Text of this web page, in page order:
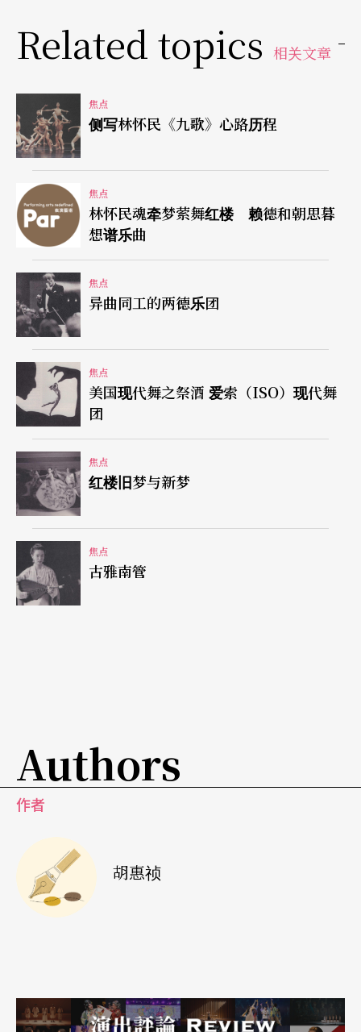
腔是正统南音的标准唱腔。毕业后加入泉州南音乐
团，成为一个真正识晓南音的专业演出者。
获准来台定居后，参与夫婿与小姑合力创建的汉唐
乐府南馆古乐团，与陈美娥一同教学及演出。「汉
唐」在陈美娥与兄长的十年努力下，经营出一个专
业场地，逢周六、日晚演出，也为机关团体接待外
宾或办活动而专场演出。
演而优则究，陈美娥钻硏古乐史多年了，早期多与
东南亚侨界的南音团体接触，开放探亲后，她更频
繁往大陆采集南管源头史料，请益学界耆宿。令陈
美娥最是感慨深甚的是杨荫浏老先生的一段话：
「我们必须要写一部有音乐的中国音乐史；中国音
乐史不可以是一部没有音乐的音乐史。」浩瀚典
册，陈美娥博采细究，完成《中原古乐史草稿》上
篇，近日付梓。除了「幸运地成为南管音乐的一个
传承者」之外，她更自期以学养丰实这个传承者的
角色。
在南管的演出型态上，自一九八八年起陈美娥勇敢
地企图复古，团员著玄服由观众席走道后端列队走
出。「汉唐」团员著玄服表演，则是取「玄」为汉
代国色，上饰蟠龙飞凤或云纹花卉皆紫绣，因
「紫」为唐代国色。今日南管的演出虽不能完全重
Related topics 相关文章
焦点
侧写林怀民《九歌》心路历程
焦点
林怀民魂牵梦萦舞红楼 赖德和朝思暮
想谱乐曲
焦点
异曲同工的两德乐团
焦点
美国现代舞之祭酒 爱索（ISO）现代舞
团
焦点
红楼旧梦与新梦
焦点
古雅南管
Authors
作者
胡惠祯